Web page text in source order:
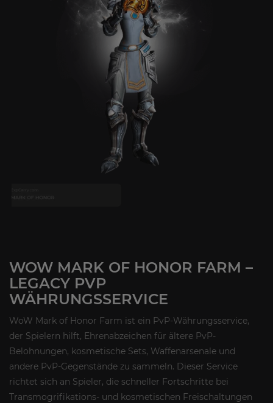
WOW MARK OF HONOR FARM –
LEGACY PVP
WÄHRUNGSSERVICE
WoW Mark of Honor Farm ist ein PvP-Währungsservice,
der Spielern hilft, Ehrenabzeichen für ältere PvP-
Belohnungen, kosmetische Sets, Waffenarsenale und
andere PvP-Gegenstände zu sammeln. Dieser Service
richtet sich an Spieler, die schneller Fortschritte bei
Transmogrifikations- und kosmetischen Freischaltungen